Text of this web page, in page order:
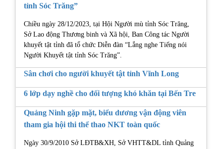
tỉnh Sóc Trăng”
Chiều ngày 28/12/2023, tại Hội Người mù tỉnh Sóc Trăng,
Sở Lao động Thương binh và Xã hội, Ban Công tác Người
khuyết tật tỉnh đã tổ chức Diễn đàn “Lắng nghe Tiếng nói
Người Khuyết tật tỉnh Sóc Trăng”.
Sân chơi cho người khuyết tật tỉnh Vĩnh Long
6 lớp dạy nghề cho đối tượng khó khăn tại Bến Tre
Quảng Ninh gặp mặt, biểu dương vận động viên
tham gia hội thi thể thao NKT toàn quốc
Ngày 30/9/2010 Sở LĐTB&XH, Sở VHTT&DL tỉnh Quảng